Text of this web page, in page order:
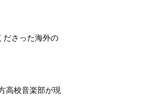
ださった海外の
高校音楽部が現